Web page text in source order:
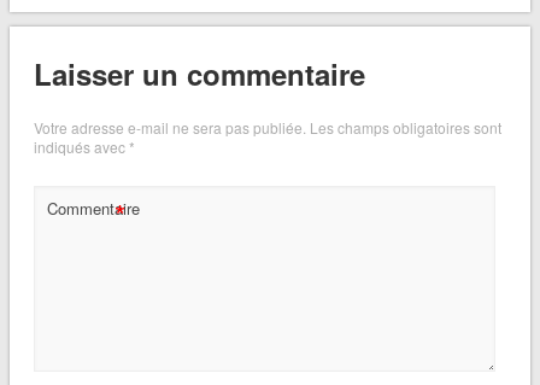
Laisser un commentaire
Votre adresse e-mail ne sera pas publiée. Les champs obligatoires sont
indiqués avec*
Commentaire
*